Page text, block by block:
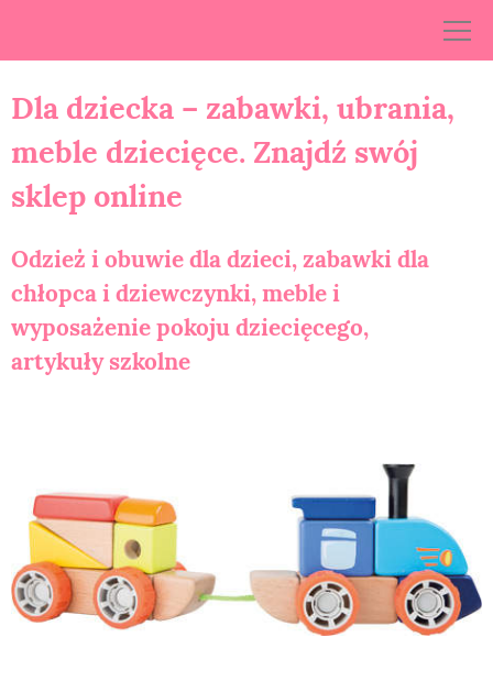
Dla dziecka – zabawki, ubrania,
meble dziecięce. Znajdź swój
sklep online
Odzież i obuwie dla dzieci, zabawki dla
chłopca i dziewczynki, meble i
wyposażenie pokoju dziecięcego,
artykuły szkolne